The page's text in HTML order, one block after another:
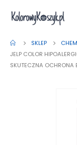
SKLEP
JELP COLOR
SKUTECZNA OCHRONA